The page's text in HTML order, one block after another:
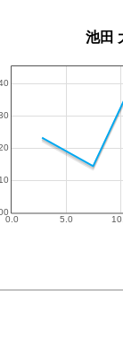
池田